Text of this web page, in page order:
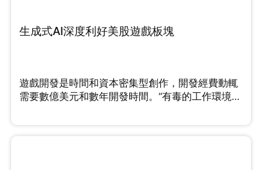
生成式AI深度利好美股遊戲板塊
遊戲開發是時間和資本密集型創作，開發經費動輒
需要數億美元和數年開發時間。“有毒的工作環境